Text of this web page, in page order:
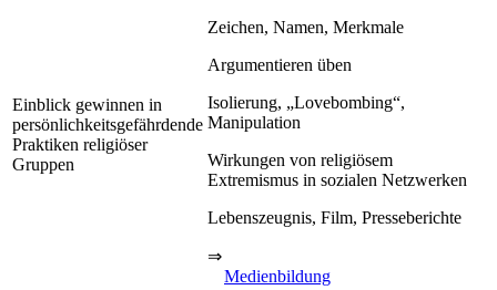
Einblick gewinnen in
persönlichkeitsgefährdende
Praktiken religiöser
Gruppen
Zeichen, Namen, Merkmale
Argumentieren üben
Isolierung, „Lovebombing“,
Manipulation
Wirkungen von religiösem
Extremismus in sozialen Netzwerken
Lebenszeugnis, Film, Presseberichte
⇒
Medienbildung